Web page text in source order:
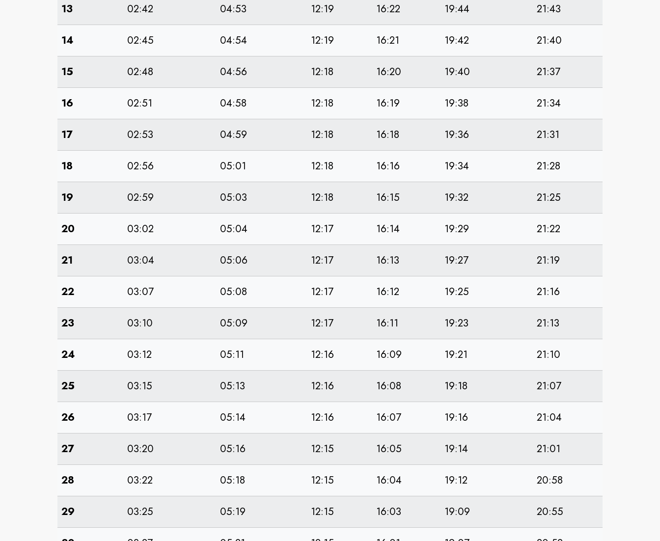
13 02:42 04:53 12:19 16:22 19:44 21:43
14 02:45 04:54 12:19 16:21 19:42 21:40
15 02:48 04:56 12:18 16:20 19:40 21:37
16 02:51 04:58 12:18 16:19 19:38 21:34
17 02:53 04:59 12:18 16:18 19:36 21:31
18 02:56 05:01 12:18 16:16 19:34 21:28
19 02:59 05:03 12:18 16:15 19:32 21:25
20 03:02 05:04 12:17 16:14 19:29 21:22
21 03:04 05:06 12:17 16:13 19:27 21:19
22 03:07 05:08 12:17 16:12 19:25 21:16
23 03:10 05:09 12:17 16:11 19:23 21:13
24 03:12 05:11 12:16 16:09 19:21 21:10
25 03:15 05:13 12:16 16:08 19:18 21:07
26 03:17 05:14 12:16 16:07 19:16 21:04
27 03:20 05:16 12:15 16:05 19:14 21:01
28 03:22 05:18 12:15 16:04 19:12 20:58
29 03:25 05:19 12:15 16:03 19:09 20:55